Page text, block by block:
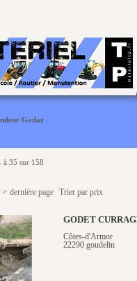
Godar
à 35 sur 158
> dernière page Trier par prix
GODET
Côtes-d'Armor
22290 goudelin